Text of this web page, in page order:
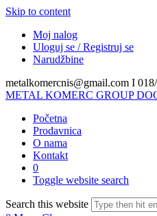
Skip to content
Moj nalog
Uloguj se / Registruj se
Narudžbine
metalkomercnis@gmail.com I
METAL KOMERC GROUP
Početna
Prodavnica
O nama
Kontakt
0
Toggle website search
Search this website